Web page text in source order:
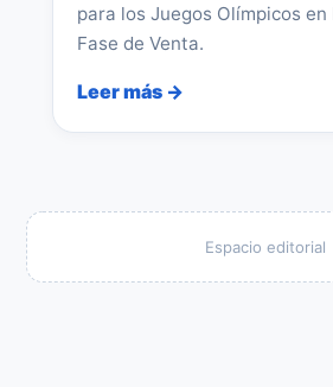
para los Juegos Olímpicos en
Fase de Venta.
Leer más →
Espacio editorial